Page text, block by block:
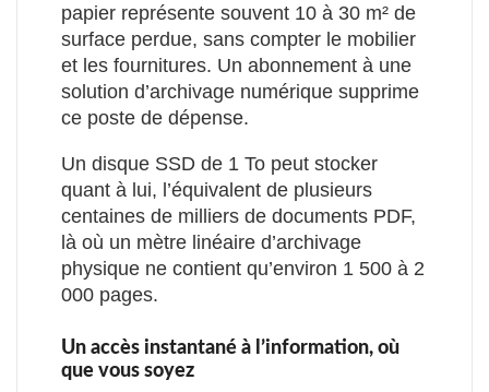
papier représente souvent 10 à 30 m² de
surface perdue, sans compter le mobilier
et les fournitures. Un abonnement à une
solution d’archivage numérique supprime
ce poste de dépense.
Un disque SSD de 1 To peut stocker
quant à lui, l’équivalent de plusieurs
centaines de milliers de documents PDF,
là où un mètre linéaire d’archivage
physique ne contient qu’environ 1 500 à 2
000 pages.
Un accès instantané à l’information, où
que vous soyez